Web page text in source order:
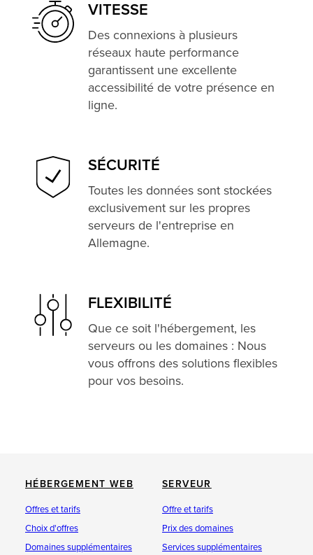
VITESSE
Des connexions à plusieurs
réseaux haute performance
garantissent une excellente
accessibilité de votre présence en
ligne.
SÉCURITÉ
Toutes les données sont stockées
exclusivement sur les propres
serveurs de l'entreprise en
Allemagne.
FLEXIBILITÉ
Que ce soit l'hébergement, les
serveurs ou les domaines : Nous
vous offrons des solutions flexibles
pour vos besoins.
HÉBERGEMENT WEB
Offres et tarifs
Choix d'offres
Domaines supplémentaires
SERVEUR
Offre et tarifs
Prix des domaines
Services supplémentaires